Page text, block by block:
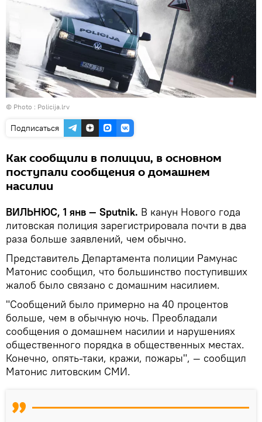
© Photo : Policija.lrv
Подписаться
Как сообщили в полиции, в основном
поступали сообщения о домашнем
насилии
ВИЛЬНЮС, 1 янв — Sputnik. В канун Нового года
литовская полиция зарегистрировала почти в два
раза больше заявлений, чем обычно.
Представитель Департамента полиции Рамунас
Матонис сообщил, что большинство поступивших
жалоб было связано с домашним насилием.
"Сообщений было примерно на 40 процентов
больше, чем в обычную ночь. Преобладали
сообщения о домашнем насилии и нарушениях
общественного порядка в общественных местах.
Конечно, опять-таки, кражи, пожары", — сообщил
Матонис литовским СМИ.